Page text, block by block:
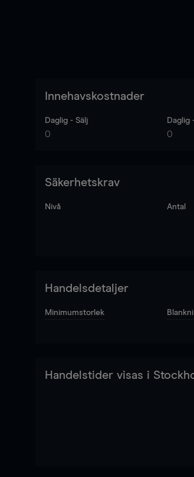
Innehavskostnader
Daglig - Sälj
0
Daglig
0
Säkerhetskrav
Nivå Antal
Handelsdetaljer
Minimumstorlek
Handelstider visas i